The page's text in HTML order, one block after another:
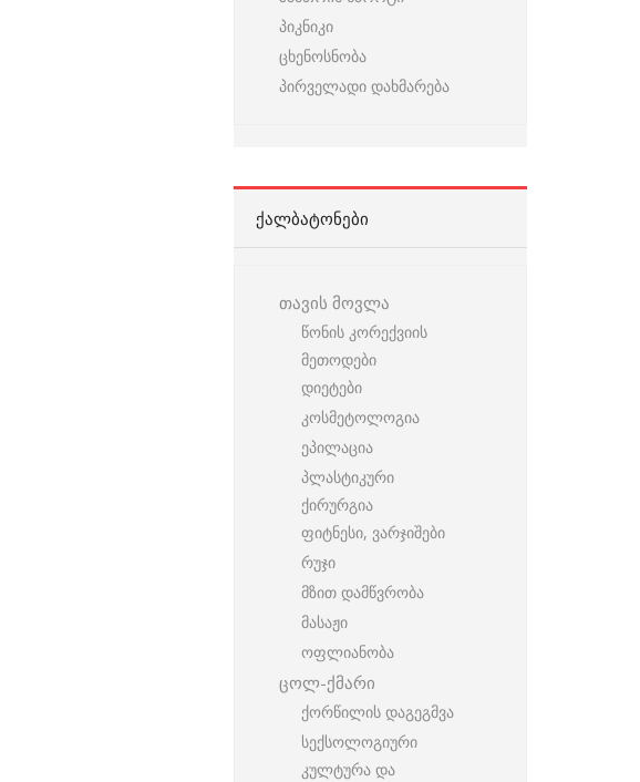
პიკნიკი
ცხენოსნობა
პირველადი დახმარება
ᲥᲐᲚᲑᲐᲢᲝᲜᲔᲑᲘ
თავის მოვლა
წონის კორექვიის
მეთოდები
დიეტები
კოსმეტოლოგია
ეპილაცია
პლასტიკური
ქირურგია
ფიტნესი, ვარჯიშები
რუჯი
მზით დამწვრობა
მასაჟი
ოფლიანობა
ცოლ-ქმარი
ქორწილის დაგეგმვა
სექსოლოგიური
კულტურა და